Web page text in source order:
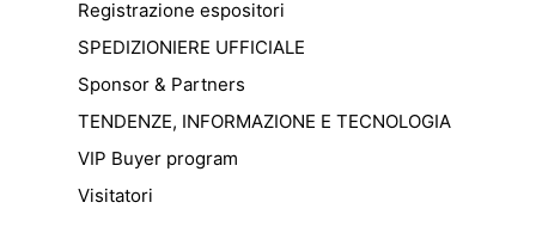
Registrazione espositori
SPEDIZIONIERE UFFICIALE
Sponsor & Partners
TENDENZE, INFORMAZIONE E TECNOLOGIA
VIP Buyer program
Visitatori